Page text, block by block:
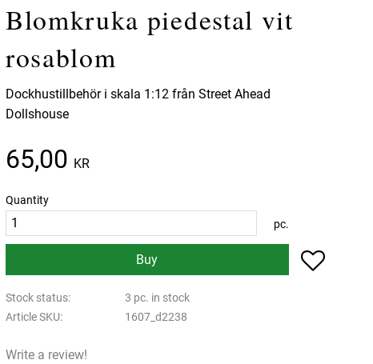
Blomkruka piedestal vit
rosablom
Dockhustillbehör i skala 1:12 från Street Ahead
Dollshouse
65,00 KR
Quantity
pc.
Buy Add to
Stock status
3 pc. in stock
Article SKU
1607_d2238
Write a review!